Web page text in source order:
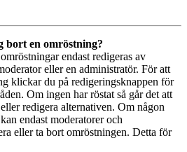
bort en omröstning?
endast redigeras av
eller en administratör. För att
klickar du på redigeringsknappen för
Om ingen har röstat så går det att
redigera alternativen. Om någon
endast moderatorer och
eller ta bort omröstningen. Detta för